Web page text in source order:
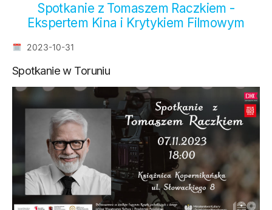
Spotkanie z Tomaszem Raczkiem -
Ekspertem Kina i Krytykiem Filmowym
2023-10-31
Spotkanie w Toruniu